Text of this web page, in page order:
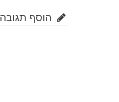
הוסף תגובה